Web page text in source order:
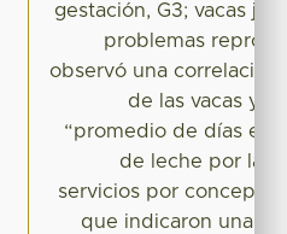
gestación, G3; vacas
problemas
observó una correlación
de las vacas y
“promedio de días en
de leche por
servicios por
que indicaron una